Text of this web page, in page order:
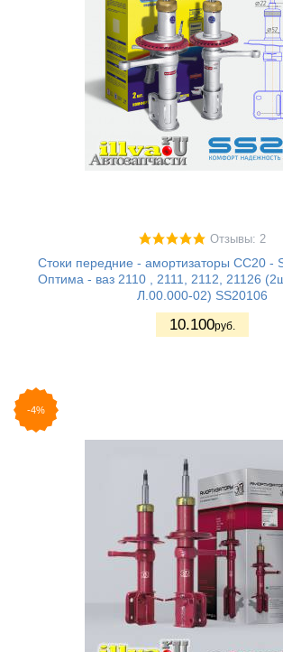
Отзывы: 2
Стоки передние - амортизаторы СС20 -
Оптима - ваз 2110 , 2111, 2112, 21126
Л.00.000-02) SS20106
10.100руб.
-4%